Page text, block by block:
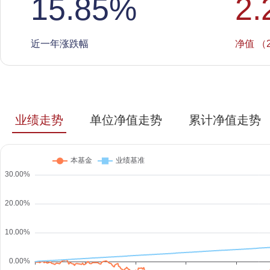
15.85%
近一年涨跌幅 净值 （
业绩走势 单位净值走势 累计净值走势